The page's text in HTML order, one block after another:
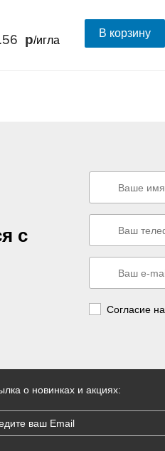
/игла
В корзину
с
Согласие на
о новинках и акциях: